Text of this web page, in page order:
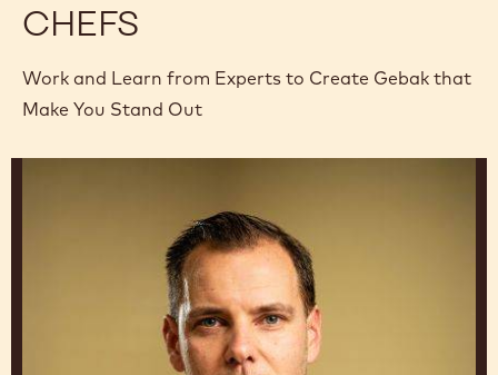
CHEFS
Work and Learn from Experts to Create Gebak that
Make You Stand Out